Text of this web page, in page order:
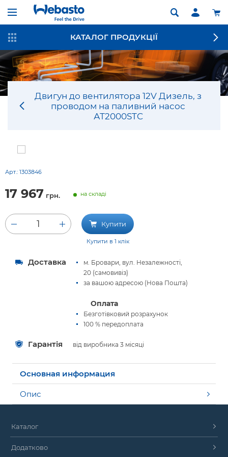
КАТАЛОГ ПРОДУКЦІЇ
Двигун до вентилятора 12V Дизель, з
проводом на паливний насос
АТ2000STC
Арт.: 1303846
17 967 грн. на складі
1 Купити
Купити в 1 клік
Доставка
м. Бровари, вул. Незалежності,
20 (самовивіз)
за вашою адресою (Нова Пошта)
Оплата
Безготівковий розрахунок
100 % передоплата
Гарантія від виробника 3 місяці
Основная информация
Опис
Каталог
Додатково